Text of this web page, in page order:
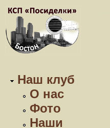
Наш клуб
О нас
Фото
Наши